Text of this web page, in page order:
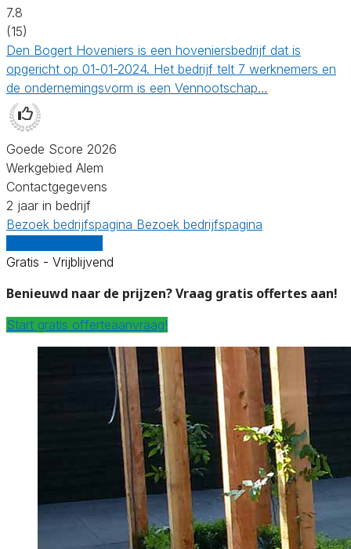
7.8
(15)
Den Bogert Hoveniers is een hoveniersbedrijf dat is
opgericht op 01-01-2024. Het bedrijf telt 7 werknemers en
de ondernemingsvorm is een Vennootschap…
Goede Score 2026
Werkgebied Alem
Contactgegevens
2 jaar in bedrijf
Bezoek bedrijfspagina Bezoek bedrijfspagina
Gratis - Vrijblijvend
Benieuwd naar de prijzen? Vraag gratis offertes aan!
Start gratis offerteaanvraag!